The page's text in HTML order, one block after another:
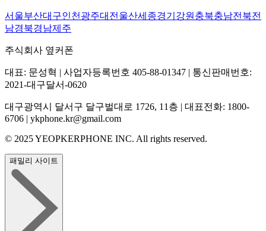
서울부산대구인천 광주대전 울산세종경기 강원 충북충남전북전
남경북경남제주
주식회사 옆커폰
대표: 문성혁 | 사업자등록번호 405-88-01347 | 통신판매번호:
2021-대구달서-0620
대구광역시 달서구 달구벌대로 1726, 11층 | 대표전화: 1800-
6706 | ykphone.kr@gmail.com
© 2025 YEOPKERPHONE INC. All rights reserved.
패밀리 사이트